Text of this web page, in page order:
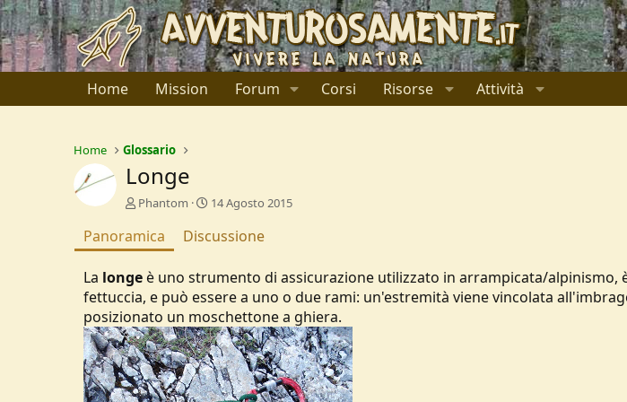
Home Mission Forum Corsi Risorse Attività
Home Glossario
Longe
A
t
o
e
Phantom
C
e
i
o
n
d
a
t
e
14 Agosto 2015
Panoramica Discussione
La longeè uno strumento di assicurazione utilizzato in arrampicata/alpinismo,
fettuccia, e può essere a uno o due rami: un'estremità viene vincolata
posizionato un moschettone a ghiera.